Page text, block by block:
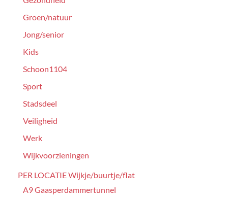
Groen/natuur
Jong/senior
Kids
Schoon1104
Sport
Stadsdeel
Veiligheid
Werk
Wijkvoorzieningen
PER LOCATIE Wijkje/buurtje/flat
A9 Gaasperdammertunnel